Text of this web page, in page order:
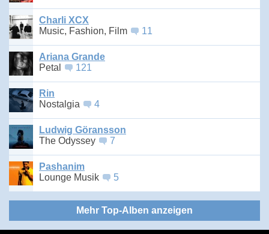
Charli XCX
Music, Fashion, Film
11
Ariana Grande
Petal
121
Rin
Nostalgia
4
Ludwig Göransson
The Odyssey
7
Pashanim
Lounge Musik
5
Mehr Top-Alben anzeigen